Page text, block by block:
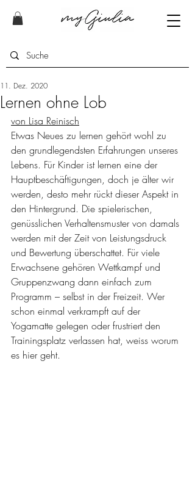
Lernen ohne Lob
11. Dez. 2020
von Lisa Reinisch
Etwas Neues zu lernen gehört wohl zu
den grundlegendsten Erfahrungen unseres
Lebens. Für Kinder ist lernen eine der
Hauptbeschäftigungen, doch je älter wir
werden, desto mehr rückt dieser Aspekt in
den Hintergrund. Die spielerischen,
genüsslichen Verhaltensmuster von damals
werden mit der Zeit von Leistungsdruck
und Bewertung überschattet. Für viele
Erwachsene gehören Wettkampf und
Gruppenzwang dann einfach zum
Programm – selbst in der Freizeit. Wer
schon einmal verkrampft auf der
Yogamatte gelegen oder frustriert den
Trainingsplatz verlassen hat, weiss worum
es hier geht.